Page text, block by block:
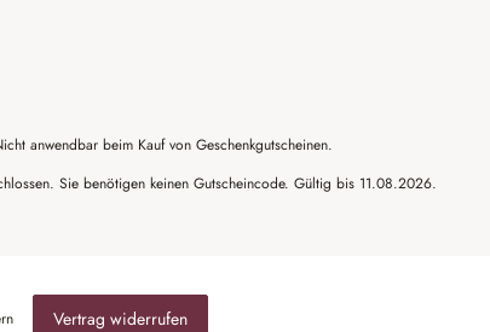
anwendbar beim Kauf von Geschenkgutscheinen.
Sie benötigen keinen Gutscheincode. Gültig bis 11.08.2026.
Vertrag widerrufen